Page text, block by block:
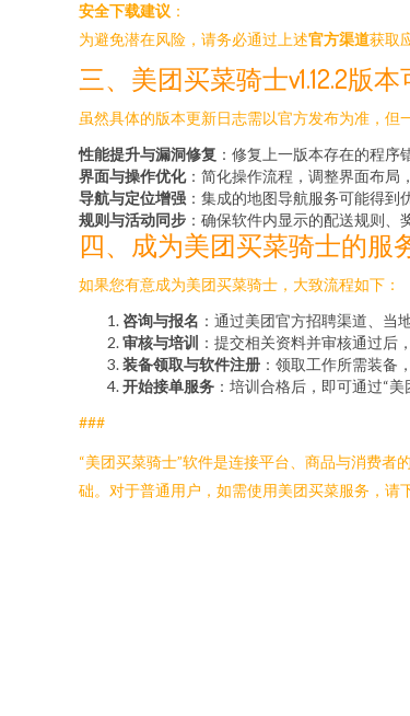
安全下载建议 ：
为避免潜在风险，请务必通过上述官方渠道获取
三、美团买菜骑士v1.12.2版
虽然具体的版本更新日志需以官方发布为准，但
性能提升与漏洞修复 ：修复上一版本存在的程序
界面与操作优化：简化操作流程，调整界面布局
导航与定位增强 ：集成的地图导航服务可能得到
规则与活动同步 ：确保软件内显示的配送规则、
四、成为美团买菜骑士的服
如果您有意成为美团买菜骑士，大致流程如下：
咨询与报名 ：通过美团官方招聘渠道、当
审核与培训 ：提交相关资料并审核通过后
装备领取与软件注册 ：领取工作所需装备
开始接单服务 ：培训合格后，即可通过“
###
“美团买菜骑士”软件是连接平台、商品与消费者
础。对于普通用户，如需使用美团买菜服务，请